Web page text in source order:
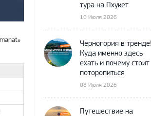
тура на Пхукет
10 Июля 2026
Черногория в тренде!
Куда именно здесь
ехать и почему стоит
поторопиться
08 Июля 2026
Путешествие на